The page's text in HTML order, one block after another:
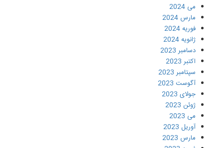
می 2024
مارس 2024
فوریه 2024
ژانویه 2024
دسامبر 2023
اکتبر 2023
سپتامبر 2023
آگوست 2023
جولای 2023
ژوئن 2023
می 2023
آوریل 2023
مارس 2023